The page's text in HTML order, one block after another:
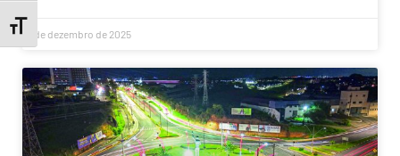
Toggle Font size
9 de dezembro de 2025